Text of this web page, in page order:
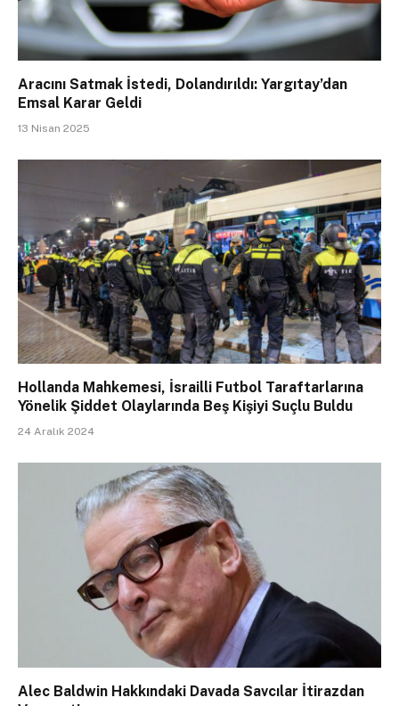
Aracını Satmak İstedi, Dolandırıldı: Yargıtay’dan
Emsal Karar Geldi
13 Nisan 2025
Hollanda Mahkemesi, İsrailli Futbol Taraftarlarına
Yönelik Şiddet Olaylarında Beş Kişiyi Suçlu Buldu
24 Aralık 2024
Alec Baldwin Hakkındaki Davada Savcılar İtirazdan